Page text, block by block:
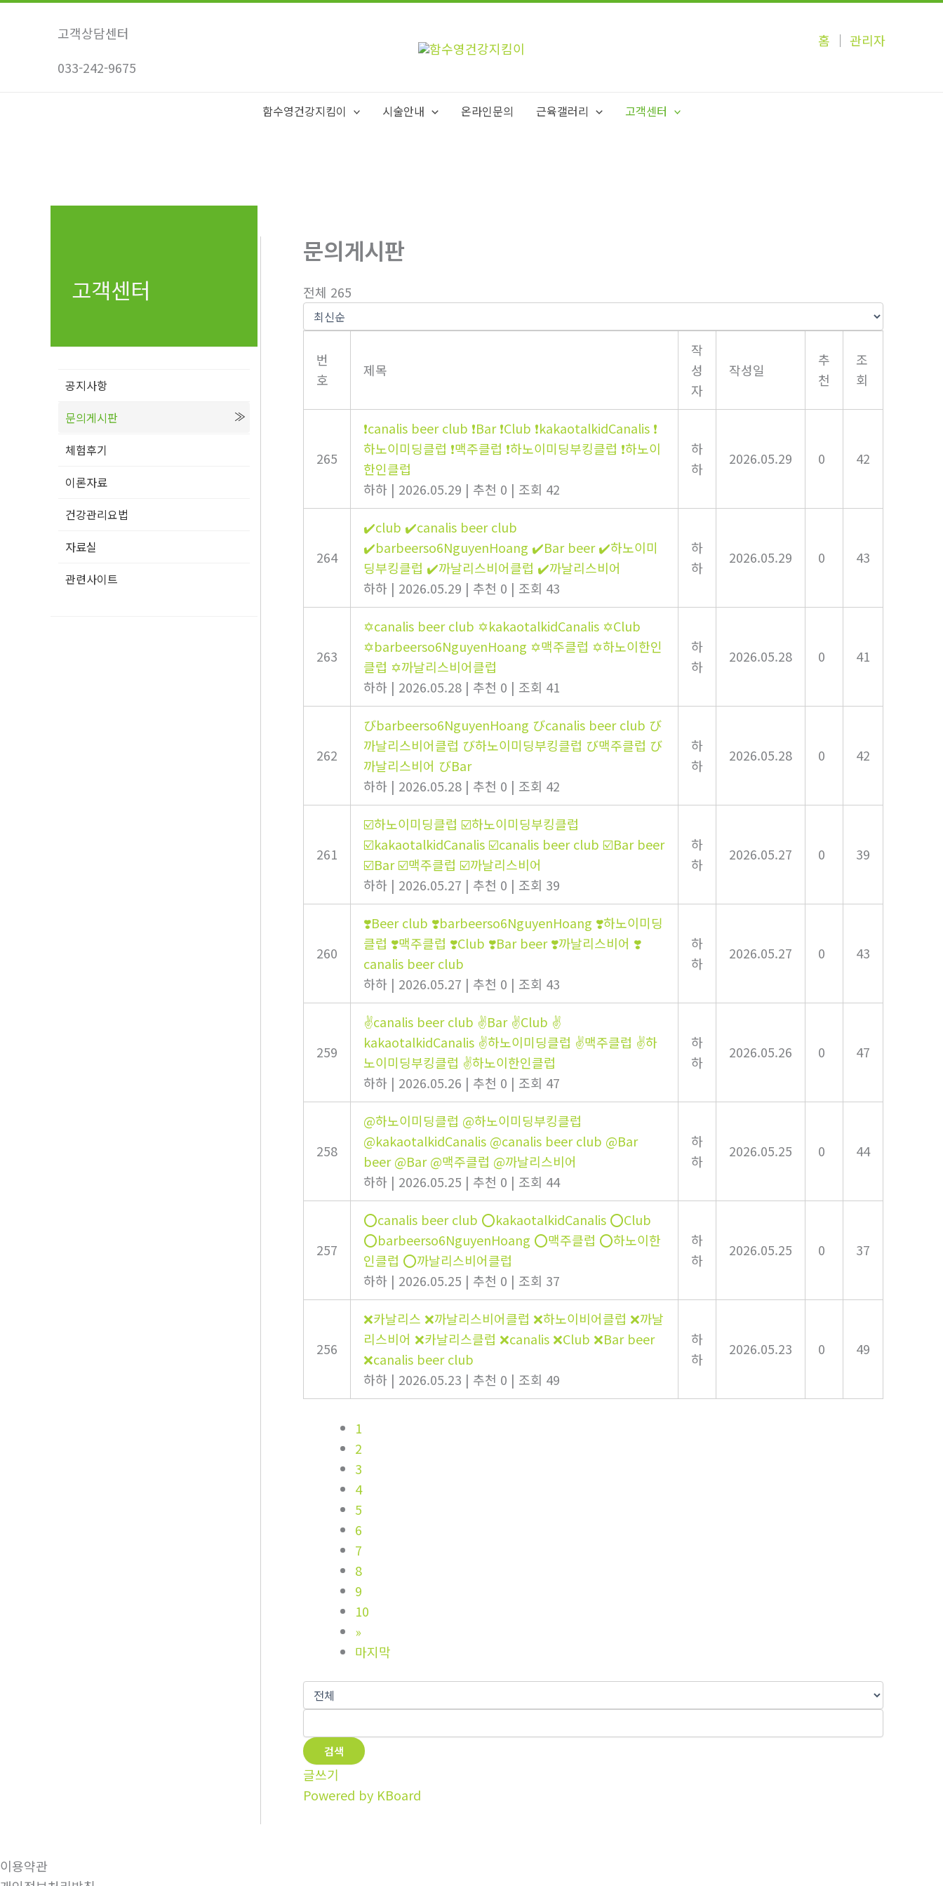
콘
고객상담센터
033-242-9675
홈 │ 관리자
함수영건강지킴이 시술안내 온라인문의 근육갤러리 고객센터
고객센터
공지사항
문의게시판
체험후기
이론자료
건강관리요법
자료실
관련사이트
문의게시판
전체 265
번
호
제목
작
성
자
작성일
추
천
조
회
265
❗canalis beer club ❗Bar ❗Club ❗kakaotalkidCanalis ❗
하노이미딩클럽 ❗맥주클럽 ❗하노이미딩부킹클럽 ❗하노이
한인클럽
하하 | 2026.05.29 | 추천 0 | 조회 42
하
하
2026.05.29 0 42
264
✔️club ✔️canalis beer club
✔️barbeerso6NguyenHoang ✔️Bar beer ✔️하노이미
딩부킹클럽 ✔️까날리스비어클럽 ✔️까날리스비어
하하 | 2026.05.29 | 추천 0 | 조회 43
하
하
2026.05.29 0 43
263
✡️canalis beer club ✡️kakaotalkidCanalis ✡️Club
✡️barbeerso6NguyenHoang ✡️맥주클럽 ✡️하노이한인
클럽 ✡️까날리스비어클럽
하하 | 2026.05.28 | 추천 0 | 조회 41
하
하
2026.05.28 0 41
262
びbarbeerso6NguyenHoang びcanalis beer club び
까날리스비어클럽 び하노이미딩부킹클럽 び맥주클럽 び
까날리스비어 びBar
하하 | 2026.05.28 | 추천 0 | 조회 42
하
하
2026.05.28 0 42
261
☑️하노이미딩클럽 ☑️하노이미딩부킹클럽
☑️kakaotalkidCanalis ☑️canalis beer club ☑️Bar beer
☑️Bar ☑️맥주클럽 ☑️까날리스비어
하하 | 2026.05.27 | 추천 0 | 조회 39
하
하
2026.05.27 0 39
260
❣️Beer club ❣️barbeerso6NguyenHoang ❣️하노이미딩
클럽 ❣️맥주클럽 ❣️Club ❣️Bar beer ❣️까날리스비어 ❣️
canalis beer club
하하 | 2026.05.27 | 추천 0 | 조회 43
하
하
2026.05.27 0 43
259
✌canalis beer club ✌Bar ✌Club ✌
kakaotalkidCanalis ✌하노이미딩클럽 ✌맥주클럽 ✌하
노이미딩부킹클럽 ✌하노이한인클럽
하하 | 2026.05.26 | 추천 0 | 조회 47
하
하
2026.05.26 0 47
258
@하노이미딩클럽 @하노이미딩부킹클럽
@kakaotalkidCanalis @canalis beer club @Bar
beer @Bar @맥주클럽 @까날리스비어
하하 | 2026.05.25 | 추천 0 | 조회 44
하
하
2026.05.25 0 44
257
⭕️canalis beer club ⭕️kakaotalkidCanalis ⭕️Club
⭕️barbeerso6NguyenHoang ⭕️맥주클럽 ⭕️하노이한
인클럽 ⭕️까날리스비어클럽
하하 | 2026.05.25 | 추천 0 | 조회 37
하
하
2026.05.25 0 37
256
❌카날리스 ❌까날리스비어클럽 ❌하노이비어클럽 ❌까날
리스비어 ❌카날리스클럽 ❌canalis ❌Club ❌Bar beer
❌canalis beer club
하하 | 2026.05.23 | 추천 0 | 조회 49
하
하
2026.05.23 0 49
1
2
3
4
5
6
7
8
9
10
»
마지막
검색
글쓰기
Powered by KBoard
이용약관